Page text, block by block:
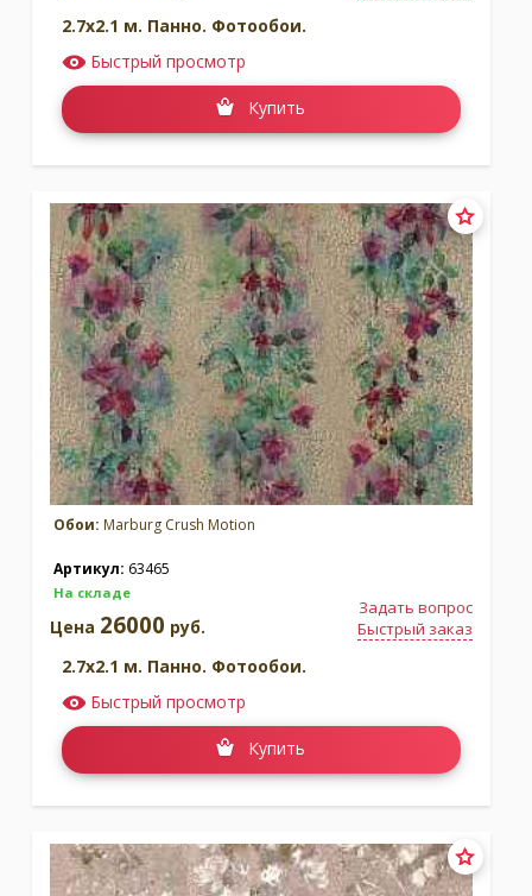
2.7x2.1 м. Панно. Фотообои.
Быстрый просмотр
Купить
Обои: Marburg Crush Motion
Артикул: 63465
На складе
Задать вопрос
Быстрый заказ
Цена 26000 руб.
2.7x2.1 м. Панно. Фотообои.
Быстрый просмотр
Купить